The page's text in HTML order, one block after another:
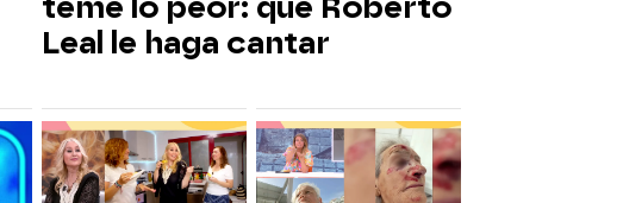
Leal le haga cantar